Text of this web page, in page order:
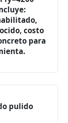
costo
para
pulido